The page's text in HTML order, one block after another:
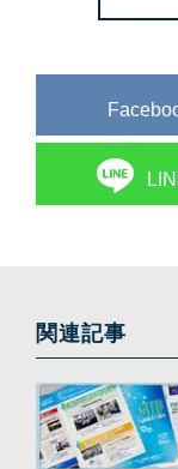
関連記事